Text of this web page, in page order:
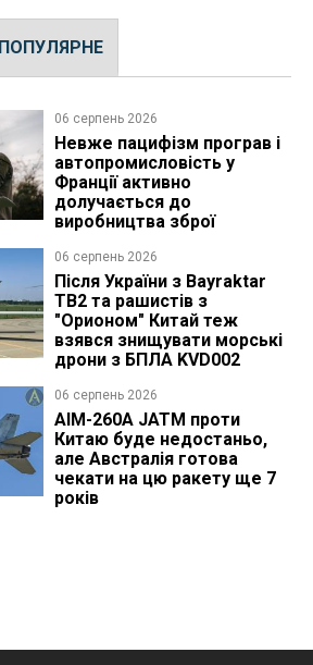
ПОПУЛЯРНЕ
06 серпень 2026
Невже пацифізм програв і
автопромисловість у
Франції активно
долучається до
виробництва зброї
06 серпень 2026
Після України з Bayraktar
TB2 та рашистів з
"Орионом" Китай теж
взявся знищувати морські
дрони з БПЛА KVD002
06 серпень 2026
AIM-260A JATM проти
Китаю буде недостаньо,
але Австралія готова
чекати на цю ракету ще 7
років